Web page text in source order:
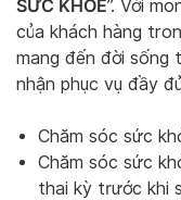
SỨC KHỎE”. Với
của khách hàng
mang đến đời sống
nhận phục vụ đầy
Chăm sóc sức
Chăm sóc sức
thai kỳ trước khi